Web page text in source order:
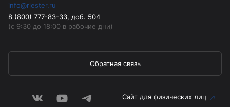
info@riester.ru
8 (800) 777-83-33, доб. 504
(с 9:30 до 18:00 в рабочие дни)
Обратная связь
Сайт для физических лиц